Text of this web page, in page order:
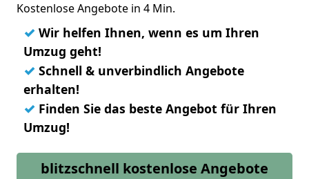
Kostenlose Angebote in 4 Min.
✓ Wir helfen Ihnen, wenn es um Ihren
Umzug geht!
✓ Schnell & unverbindlich Angebote
erhalten!
✓ Finden Sie das beste Angebot für Ihren
Umzug!
blitzschnell kostenlose Angebote